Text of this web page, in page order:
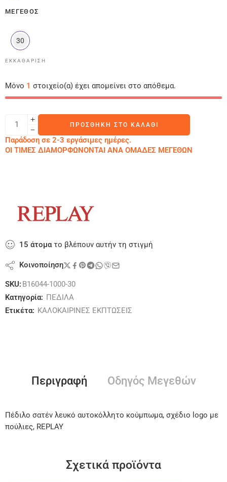
ΜΈΓΕΘΟΣ
30
ΕΚΚΑΘΆΡΙΣΗ
Μόνο 1 στοιχείο(α) έχει απομείνει στο απόθεμα.
ΠΡΟΣΘΉΚΗ ΣΤΟ ΚΑΛΆΘΙ
Παράδοση σε 2-3 εργάσιμες ημέρες.
ΟΙ ΤΙΜΕΣ ΔΙΑΜΟΡΦΩΝΟΝΤΑΙ ΑΝΑ ΟΜΑΔΕΣ ΜΕΓΕΘΩΝ
15 άτοματο βλέπουν αυτήν τη στιγμή
Κοινοποίηση
SKU: B16044-1000-30
Κατηγορία: ΠΕΔΙΛΑ
Ετικέτα: ΚΑΛΟΚΑΙΡΙΝΕΣ ΕΚΠΤΩΣΕΙΣ
Περιγραφή Οδηγός Μεγεθών
Πέδιλο σατέν λευκό αυτοκόλλητο κούμπωμα, σχέδιο logo με
πούλιες, REPLAY
Σχετικά προϊόντα